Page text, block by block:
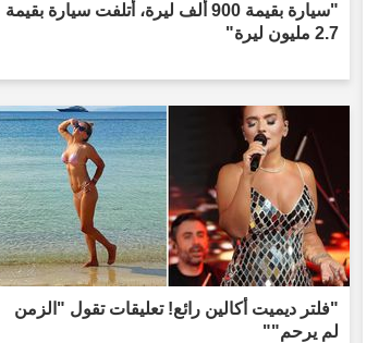
"سيارة بقيمة 900 ألف ليرة، أتلفت سيارة بقيمة
2.7 مليون ليرة"
"فلتر ديميت أكالين رائع! تعليقات تقول "الزمن
لم يرحم""